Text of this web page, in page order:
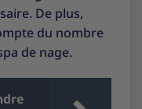
De plus,
du nombre
de nage.